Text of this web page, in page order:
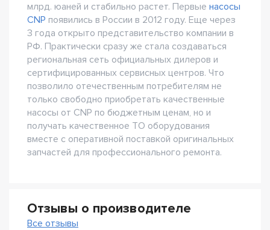
млрд. юаней и стабильно растет. Первые насосы
CNP появились в России в 2012 году. Еще через
3 года открыто представительство компании в
РФ. Практически сразу же стала создаваться
региональная сеть официальных дилеров и
сертифицированных сервисных центров. Что
позволило отечественным потребителям не
только свободно приобретать качественные
насосы от CNP по бюджетным ценам, но и
получать качественное ТО оборудования
вместе с оперативной поставкой оригинальных
запчастей для профессионального ремонта.
Отзывы о производителе
Все отзывы